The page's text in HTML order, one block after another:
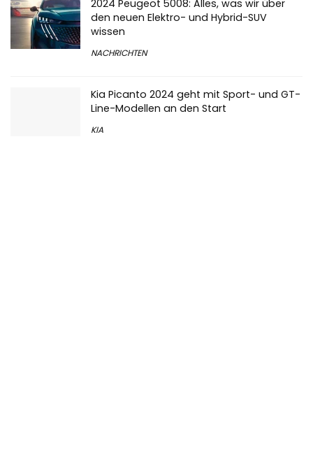
den neuen Elektro- und Hybrid-SUV
wissen
Line-Modellen an den Start